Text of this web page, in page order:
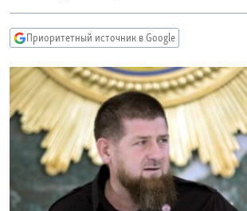
главной
навигации
Вернутся
поиску
IDEL.РЕАЛИИ
КАВКАЗ.РЕАЛИИ
СЕВЕР.РЕАЛИИ
СИБИРЬ.РЕАЛИИ
РАСПИСАНИЕ ВЕЩАНИЯ
ПОДПИШИТЕСЬ НА РАССЫЛКУ
Приоритетный источник в Google